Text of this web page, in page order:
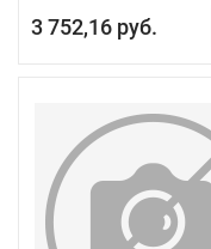
3 752,16 руб.